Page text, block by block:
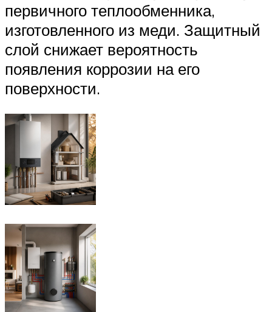
первичного теплообменника,
изготовленного из меди. Защитный
слой снижает вероятность
появления коррозии на его
поверхности.